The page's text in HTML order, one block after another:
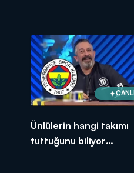
CANLI
Ünlülerin hangi takımı
tuttuğunu biliyor